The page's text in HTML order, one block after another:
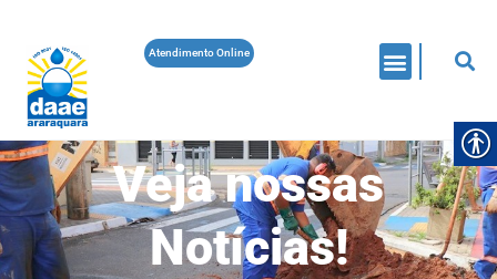
Atendimento Online
Veja nossas
Notícias!